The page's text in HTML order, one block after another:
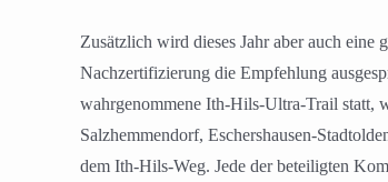
Zusätzlich wird dieses Jahr aber auch
Nachzertifizierung die Empfehlung
wahrgenommene Ith-Hils-Ultra-Trail statt,
Salzhemmendorf, Eschershausen-
dem Ith-Hils-Weg. Jede der beteiligten